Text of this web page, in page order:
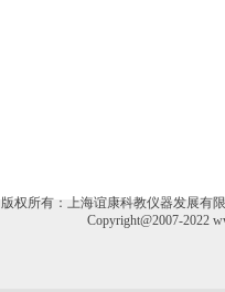
版权所有：上海谊康科教仪器发展有限
Copyright@2007-2022